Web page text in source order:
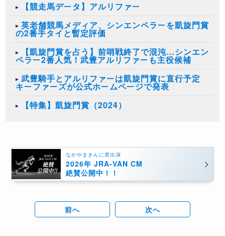
【競走馬データ】アルリファー
​英老舗競馬メディア、シンエンペラーを凱旋門賞
の2番手タイと暫定評価
【凱旋門賞を占う】前哨戦終了で混沌…シンエン
ペラー2番人気！武豊アルリファーも主役候補
武豊騎手とアルリファーは凱旋門賞に直行予定
キーファーズが公式ホームページで発表
【特集】凱旋門賞（2024）
なかやまきんに君出演
2026年 JRA-VAN CM
絶賛公開中！！
前へ 次へ